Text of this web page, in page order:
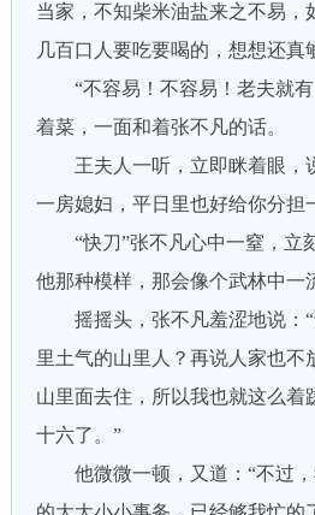
当家，不知柴米油盐来之不易，
几百口人要吃要喝的，想想还真
“不容易！不容易！老夫就有
着菜，一面和着张不凡的话。
王夫人一听，立即眯着眼，
一房媳妇，平日里也好给你分担
“快刀”张不凡心中一窒，立
他那种模样，那会像个武林中一
摇摇头，张不凡羞涩地说：“
里土气的山里人？再说人家也不
山里面去住，所以我也就这么着
十六了。”
他微微一顿，又道：“不过，